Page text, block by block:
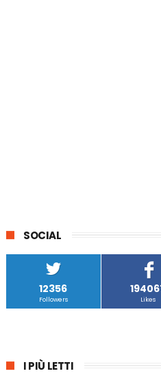
SOCIAL
12356
Followers Likes
I PIÙ LETTI